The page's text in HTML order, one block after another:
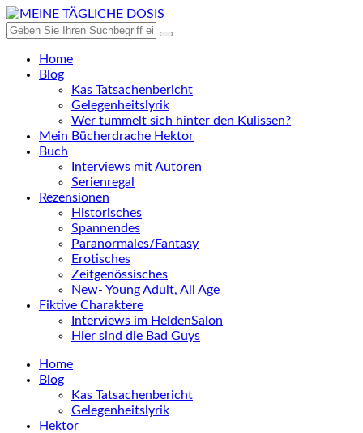
Home
Blog
Kas Tatsachenbericht
Gelegenheitslyrik
Wer tummelt sich hinter den Kulissen?
Mein Bücherdrache Hektor
Buch
Interviews mit Autoren
Serienregal
Rezensionen
Historisches
Spannendes
Paranormales/Fantasy
Erotisches
Zeitgenössisches
New- Young Adult, All Age
Fiktive Charaktere
Interviews im HeldenSalon
Hier sind die Bad Guys
Home
Blog
Kas Tatsachenbericht
Gelegenheitslyrik
Hektor